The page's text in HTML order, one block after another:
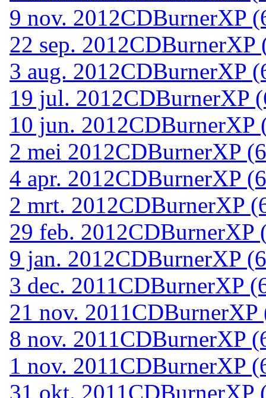
9 nov. 2012CDBurnerXP
22 sep. 2012CDBurnerXP
3 aug. 2012CDBurnerXP
19 jul. 2012CDBurnerXP
10 jun. 2012CDBurnerXP
2 mei 2012CDBurnerXP
4 apr. 2012CDBurnerXP
2 mrt. 2012CDBurnerXP
29 feb. 2012CDBurnerXP
9 jan. 2012CDBurnerXP
3 dec. 2011 CDBurnerXP
21 nov. 2011
8 nov. 2011 CDBurnerXP
1 nov. 2011 CDBurnerXP
31 okt. 2011 CDBurnerXP